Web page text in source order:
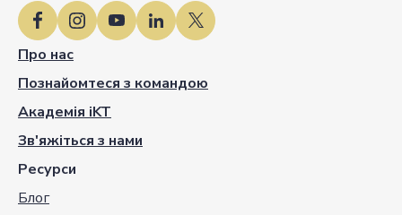
Про нас
Познайомтеся з командою
Академія iKT
Зв'яжіться з нами
Ресурси
Блог